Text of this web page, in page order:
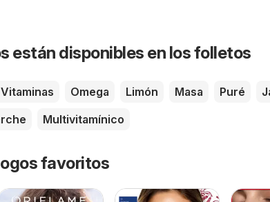
están disponibles en los folletos
Vitaminas Omega Limón Masa Puré
Multivitamínico
favoritos